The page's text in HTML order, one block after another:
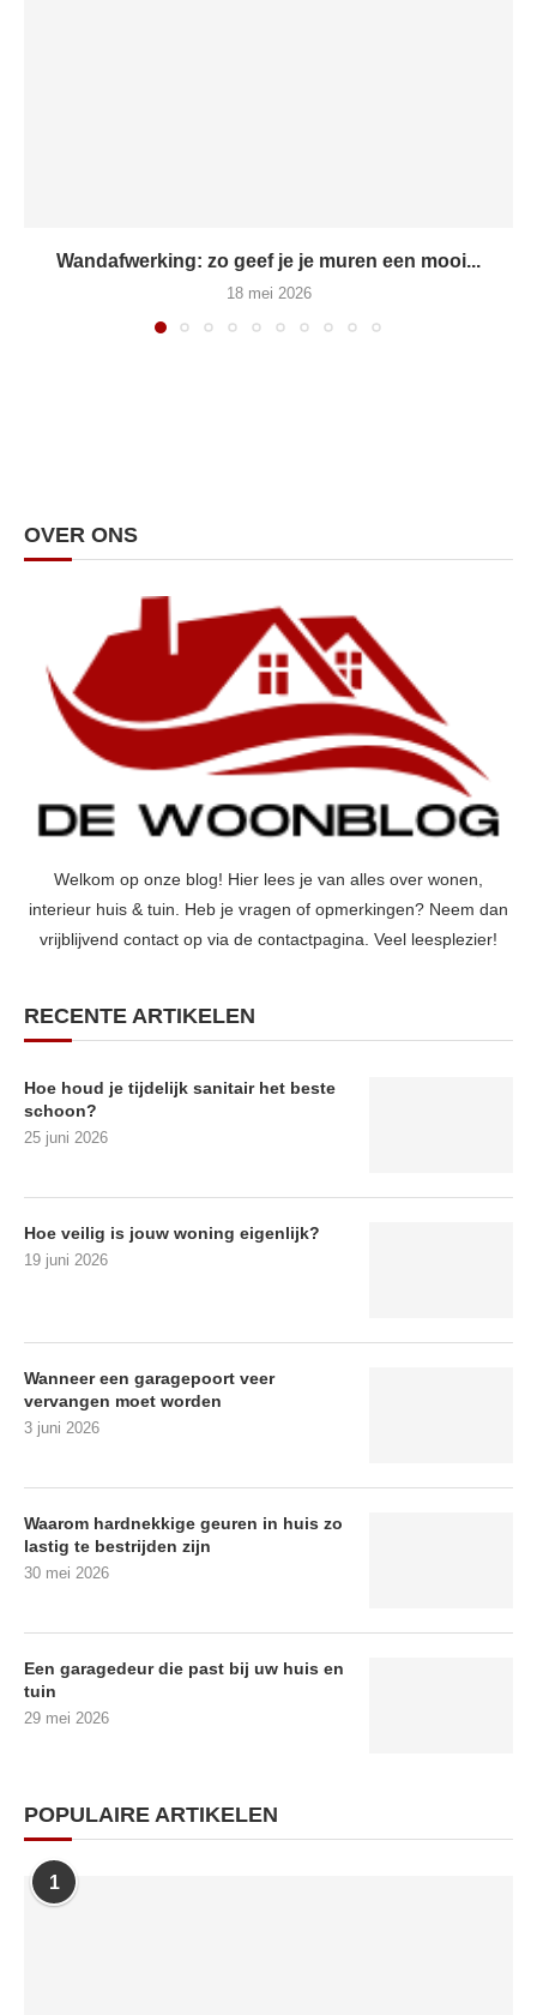
Wandafwerking: zo geef je je muren een mooi...
18 mei 2026
OVER ONS
Welkom op onze blog! Hier lees je van alles over wonen,
interieur huis & tuin. Heb je vragen of opmerkingen? Neem dan
vrijblijvend contact op via de contactpagina. Veel leesplezier!
RECENTE ARTIKELEN
Hoe houd je tijdelijk sanitair het beste
schoon?
25 juni 2026
Hoe veilig is jouw woning eigenlijk?
19 juni 2026
Wanneer een garagepoort veer
vervangen moet worden
3 juni 2026
Waarom hardnekkige geuren in huis zo
lastig te bestrijden zijn
30 mei 2026
Een garagedeur die past bij uw huis en
tuin
29 mei 2026
POPULAIRE ARTIKELEN
1